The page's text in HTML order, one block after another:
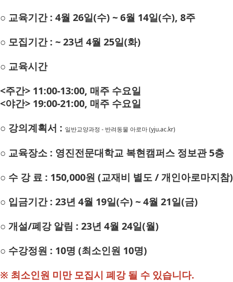
○ 교육기간: 4월 26일(수) ~ 6월 14일(수), 8주
○ 모집기간 : ~ 23년 4월 25일(화)
○ 교육시간
<주간> 11:00-13:00, 매주 수요일
<야간> 19:00-21:00, 매주 수요일
○ 강의계획서 : 일반교양과정 - 반려동물 아로마 (yju.ac.kr)
○ 교육장소 : 영진전문대학교 복현캠퍼스 정보관 5층
○ 수 강 료 : 150,000원 (교재비 별도 / 개인아로마지참)
○ 입금기간 : 23년 4월 19일(수) ~ 4월 21일(금)
○ 개설/폐강 알림 : 23년 4월 24일(월)
○ 수강정원 : 10명 (최소인원 10명)
※ 최소인원 미만 모집시 폐강 될 수 있습니다.